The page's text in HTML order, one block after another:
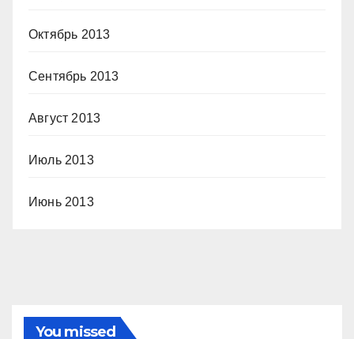
Октябрь 2013
Сентябрь 2013
Август 2013
Июль 2013
Июнь 2013
You missed